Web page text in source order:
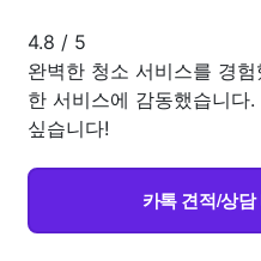
4.8 / 5
완벽한 청소 서비스를 경
한 서비스에 감동했습니다
싶습니다!
카톡 견적/상